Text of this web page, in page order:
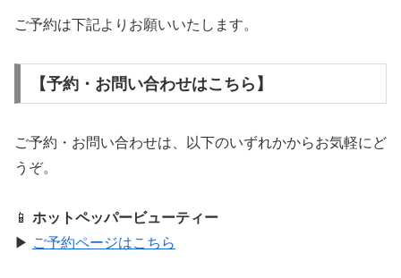
ご予約は下記よりお願いいたします。
【予約・お問い合わせはこちら】
ご予約・お問い合わせは、以下のいずれかからお気軽にど
うぞ。
📱 ホットペッパービューティー
▶︎ ご予約ページはこちら